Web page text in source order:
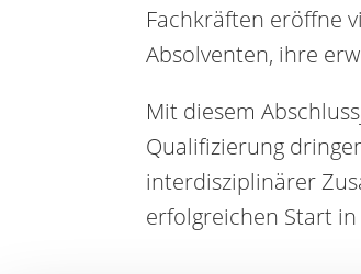
Fachkräften eröffne
Absolventen, ihre
Mit diesem
Qualifizierung
interdisziplinärer
erfolgreichen Start